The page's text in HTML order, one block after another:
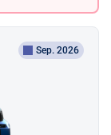
Sep. 2026